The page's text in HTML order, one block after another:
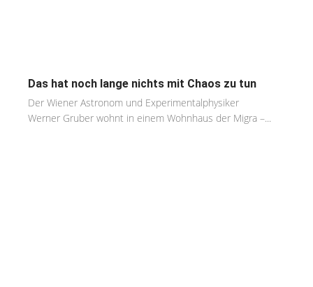
Das hat noch lange nichts mit Chaos zu tun
Der Wiener Astronom und Experimentalphysiker
Werner Gruber wohnt in einem Wohnhaus der Migra –...